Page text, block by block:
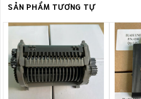
SẢN PHẨM TƯƠNG TỰ